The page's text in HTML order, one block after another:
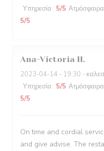
Υπηρεσία : 5/5 Ατμόσφαιρα
5/5
Ana-Victoria H
2023-04-14 - 19:30 -
Υπηρεσία : 5/5 Ατμόσφαιρα
5/5
On time and cordial
and give advise. The